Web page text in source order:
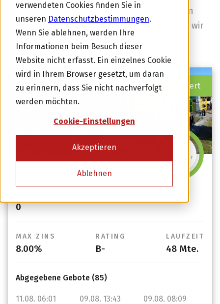
verwendeten Cookies finden Sie in
unseren Datenschutzbestimmungen.
Wenn Sie ablehnen, werden Ihre
Informationen beim Besuch dieser
Website nicht erfasst. Ein einzelnes Cookie
wird in Ihrem Browser gesetzt, um daran
zu erinnern, dass Sie nicht nachverfolgt
werden möchten.
Cookie-Einstellungen
Akzeptieren
Ablehnen
Wir nehmen fünf neue Tribrid Lokomotiven in
Betrieb. Im Zuge der Anschaffung benötigen wir
zusätzliche Mittel.
FINANZIERT
Finanziert
0
MAX ZINS
8.00%
RATING
B-
LAUFZEIT
48 Mte.
Abgegebene Gebote (85)
Slide 1 of 85
11.08. 06:01 09.08. 13:43 09.08. 08:09